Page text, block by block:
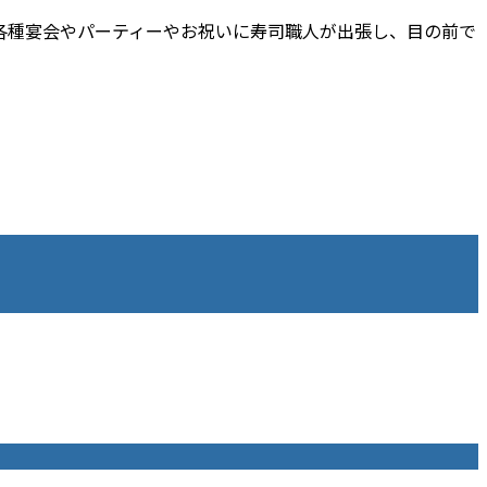
宴会やパーティーやお祝いに寿司職人が出張し、目の前で